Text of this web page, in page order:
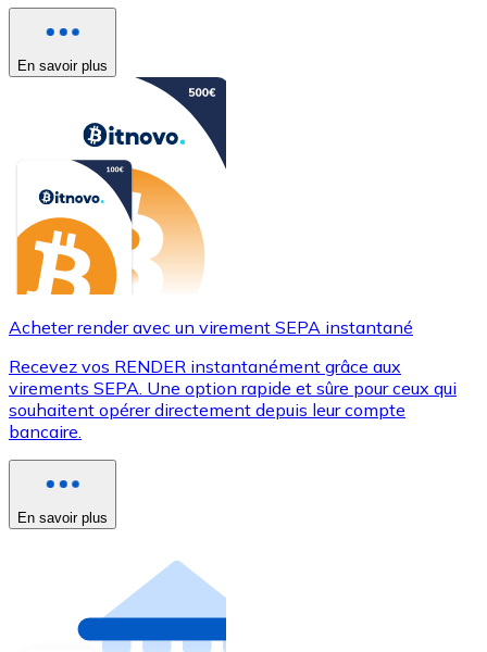
En savoir plus
Acheter render avec un virement SEPA instantané
Recevez vos RENDER instantanément grâce aux
virements SEPA. Une option rapide et sûre pour ceux qui
souhaitent opérer directement depuis leur compte
bancaire.
En savoir plus